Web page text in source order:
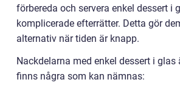
förbereda och servera enkel dessert i
komplicerade efterrätter. Detta gör
alternativ när tiden är knapp.
Nackdelarna med enkel dessert i glas
finns några som kan nämnas: